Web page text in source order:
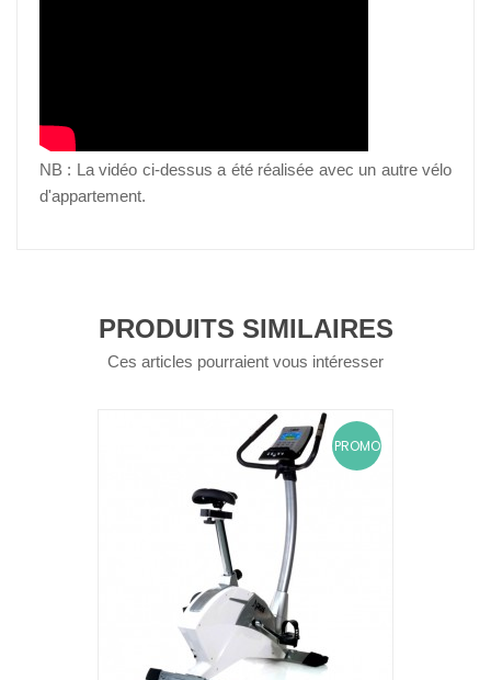
NB : La vidéo ci-dessus a été réalisée avec un autre vélo
d'appartement.
PRODUITS SIMILAIRES
Ces articles pourraient vous intéresser
PROMO